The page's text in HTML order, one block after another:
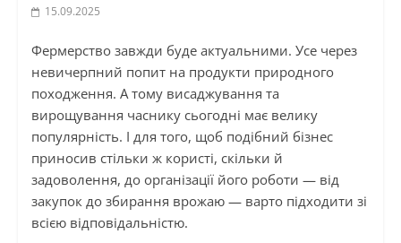
15.09.2025
Фермерство завжди буде актуальними. Усе через
невичерпний попит на продукти природного
походження. А тому висаджування та
вирощування часнику сьогодні має велику
популярність. І для того, щоб подібний бізнес
приносив стільки ж користі, скільки й
задоволення, до організації його роботи — від
закупок до збирання врожаю — варто підходити зі
всією відповідальністю.